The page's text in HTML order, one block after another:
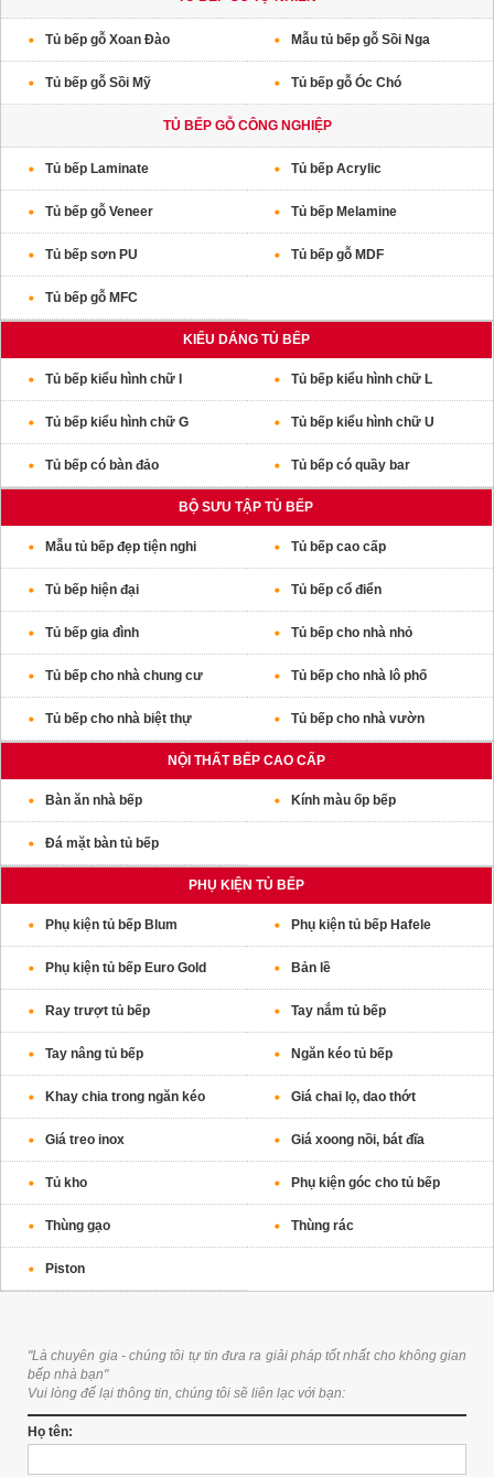
Tủ bếp gỗ Xoan Đào Mẫu tủ bếp gỗ Sồi Nga
Tủ bếp gỗ Sồi Mỹ Tủ bếp gỗ Óc Chó
TỦ BẾP GỖ CÔNG NGHIỆP
Tủ bếp Laminate Tủ bếp Acrylic
Tủ bếp gỗ Veneer Tủ bếp Melamine
Tủ bếp sơn PU Tủ bếp gỗ MDF
Tủ bếp gỗ MFC
KIỂU DÁNG TỦ BẾP
Tủ bếp kiểu hình chữ I Tủ bếp kiểu hình chữ L
Tủ bếp kiểu hình chữ G Tủ bếp kiểu hình chữ U
Tủ bếp có bàn đảo Tủ bếp có quầy bar
BỘ SƯU TẬP TỦ BẾP
Mẫu tủ bếp đẹp tiện nghi Tủ bếp cao cấp
Tủ bếp hiện đại Tủ bếp cổ điển
Tủ bếp gia đình Tủ bếp cho nhà nhỏ
Tủ bếp cho nhà chung cư Tủ bếp cho nhà lô phố
Tủ bếp cho nhà biệt thự Tủ bếp cho nhà vườn
NỘI THẤT BẾP CAO CẤP
Bàn ăn nhà bếp Kính màu ốp bếp
Đá mặt bàn tủ bếp
PHỤ KIỆN TỦ BẾP
Phụ kiện tủ bếp Blum Phụ kiện tủ bếp Hafele
Phụ kiện tủ bếp Euro Gold Bản lề
Ray trượt tủ bếp Tay nắm tủ bếp
Tay nâng tủ bếp Ngăn kéo tủ bếp
Khay chia trong ngăn kéo Giá chai lọ, dao thớt
Giá treo inox Giá xoong nồi, bát đĩa
Tủ kho Phụ kiện góc cho tủ bếp
Thùng gạo Thùng rác
Piston
"Là chuyên gia - chúng tôi tự tin đưa ra giải pháp tốt nhất cho không gian
bếp nhà bạn"
Vui lòng để lại thông tin, chúng tôi sẽ liên lạc với bạn:
Họ tên: